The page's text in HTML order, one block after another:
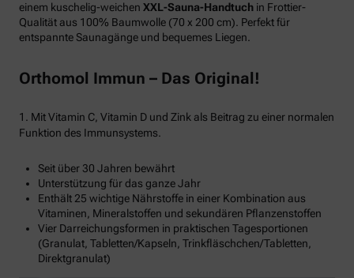
einem kuschelig-weichen XXL-Sauna-Handtuch in Frottier-
Qualität aus 100% Baumwolle (70 x 200 cm). Perfekt für
entspannte Saunagänge und bequemes Liegen.
Orthomol Immun – Das Original!
1. Mit Vitamin C, Vitamin D und Zink als Beitrag zu einer normalen
Funktion des Immunsystems.
Seit über 30 Jahren bewährt
Unterstützung für das ganze Jahr
Enthält 25 wichtige Nährstoffe in einer Kombination aus
Vitaminen, Mineralstoffen und sekundären Pflanzenstoffen
Vier Darreichungsformen in praktischen Tagesportionen
(Granulat, Tabletten/Kapseln, Trinkfläschchen/Tabletten,
Direktgranulat)